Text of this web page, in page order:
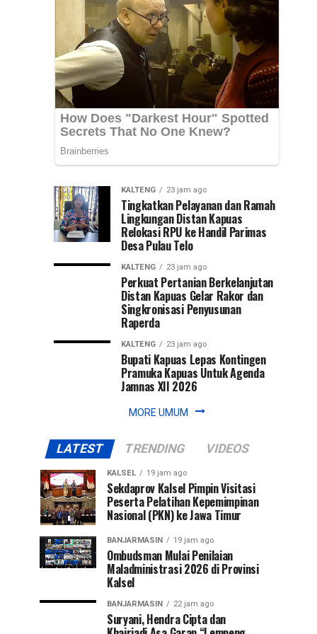
Nasional
(PKN)
ke
Jawa
Timur
Syarifuddin
mendampingi
peserta
Pelatihan
Kepemimpinan...
KALTENG 23 jam ago
Tingkatkan Pelayanan dan Ramah
Lingkungan Distan Kapuas
Relokasi RPU ke Handil Parimas
Desa Pulau Telo
KALTENG 23 jam ago
Perkuat Pertanian Berkelanjutan
Distan Kapuas Gelar Rakor dan
Singkronisasi Penyusunan
Raperda
KALTENG 23 jam ago
Bupati Kapuas Lepas Kontingen
Pramuka Kapuas Untuk Agenda
Jamnas XII 2026
MORE UMUM
LATEST TRENDING VIDEOS
KALSEL 19 jam ago
Sekdaprov Kalsel Pimpin Visitasi
Peserta Pelatihan Kepemimpinan
Nasional (PKN) ke Jawa Timur
BANJARMASIN 19 jam ago
Ombudsman Mulai Penilaian
Maladministrasi 2026 di Provinsi
Kalsel
BANJARMASIN 22 jam ago
Suryani, Hendra Cipta dan